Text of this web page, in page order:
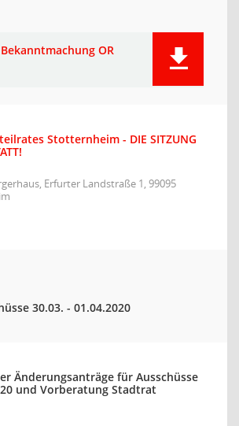
OR
Stotternheim - DIE SITZUNG
Erfurter Landstraße 1, 99095
30.03. - 01.04.2020
Änderungsanträge für Ausschüsse
und Vorberatung Stadtrat